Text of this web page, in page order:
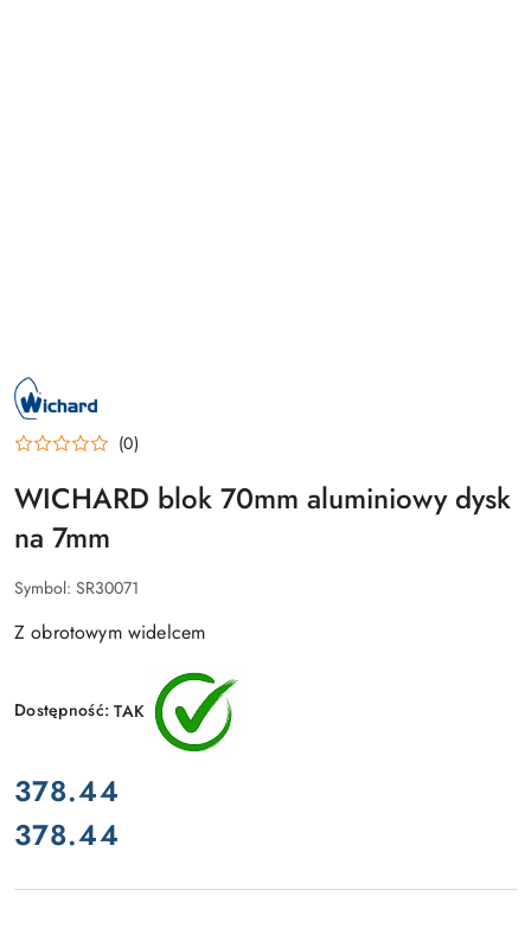
NAZWA
PRODUCENTA:
WICHARD
(0)
WICHARD blok 70mm aluminiowy dysk
na 7mm
Symbol: SR30071
Z obrotowym widelcem
Dostępność:TAK
cena:
378.44
Cena:
378.44